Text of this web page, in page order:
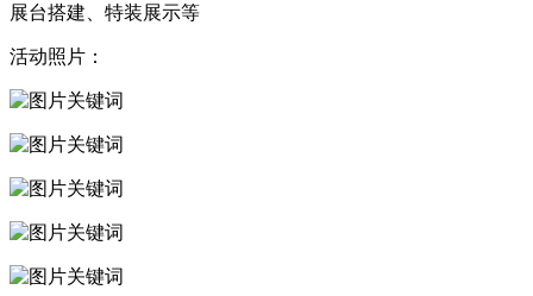
展台搭建、特装展示等
活动照片：